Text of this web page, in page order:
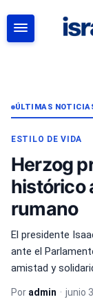
ÚLTIMAS
ESTILO DE VIDA
Herzog
histórico
rumano
El presidente
ante el
amistad y
Por admin • junio